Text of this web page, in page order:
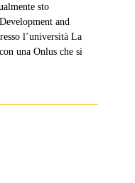
sto
and
l’università La
una Onlus che si